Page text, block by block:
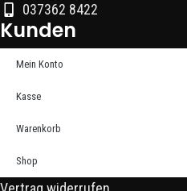
037362 8422
Kunden
Mein Konto
Kasse
Warenkorb
Shop